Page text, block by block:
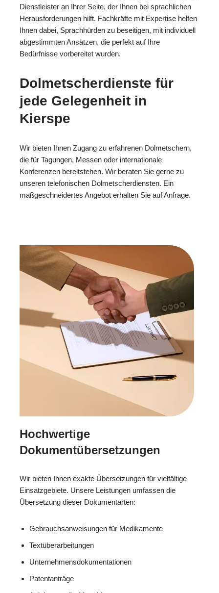
Dienstleister an Ihrer Seite, der Ihnen bei sprachlichen
Herausforderungen hilft. Fachkräfte mit Expertise helfen
Ihnen dabei, Sprachhürden zu beseitigen, mit individuell
abgestimmten Ansätzen, die perfekt auf Ihre
Bedürfnisse vorbereitet wurden.
Dolmetscherdienste für
jede Gelegenheit in
Kierspe
Wir bieten Ihnen Zugang zu erfahrenen Dolmetschern,
die für Tagungen, Messen oder internationale
Konferenzen bereitstehen. Wir beraten Sie gerne zu
unseren telefonischen Dolmetscherdiensten. Ein
maßgeschneidertes Angebot erhalten Sie auf Anfrage.
Hochwertige
Dokumentübersetzungen
Wir bieten Ihnen exakte Übersetzungen für vielfältige
Einsatzgebiete. Unsere Leistungen umfassen die
Übersetzung dieser Dokumentarten:
Gebrauchsanweisungen für Medikamente
Textüberarbeitungen
Unternehmensdokumentationen
Patentanträge